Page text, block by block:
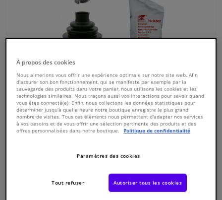
Refroidissement & chauffage
Pièces moteur & accessoires
Filtres & liquides
Bagages & transport
Fenêtres & accessoires
Intérieur & ameublement
Nettoyage & protection
Atelier & outils
Numéro de produit d'origine:0123482
À propos des cookies
Nous aimerions vous offrir une expérience optimale sur notre site web. Afin
d'assurer son bon fonctionnement, qui se manifeste par exemple par la
sauvegarde des produits dans votre panier, nous utilisons les cookies et les
technologies similaires. Nous traçons aussi vos interactions pour savoir quand
vous êtes connecté(e). Enfin, nous collectons les données statistiques pour
déterminer jusqu'à quelle heure notre boutique enregistre le plus grand
nombre de visites. Tous ces éléments nous permettent d'adapter nos services
à vos besoins et de vous offrir une sélection pertinente des produits et des
offres personnalisées dans notre boutique.
Politique de confidentialité
Paramètres des cookies
Tout refuser Autoriser tous les cookies